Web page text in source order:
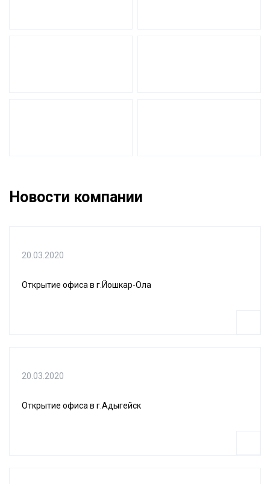
Новости компании
20.03.2020
Открытие офиса в г.Йошкар-Ола
20.03.2020
Открытие офиса в г.Адыгейск